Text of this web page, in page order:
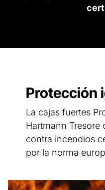
Protección
La cajas fuertes
Hartmann
contra incendios
por la norma